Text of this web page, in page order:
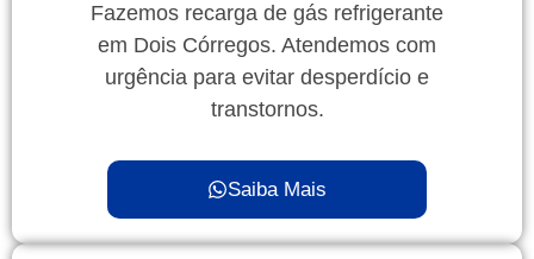
Fazemos recarga de gás refrigerante
em Dois Córregos. Atendemos com
urgência para evitar desperdício e
transtornos.
Saiba Mais